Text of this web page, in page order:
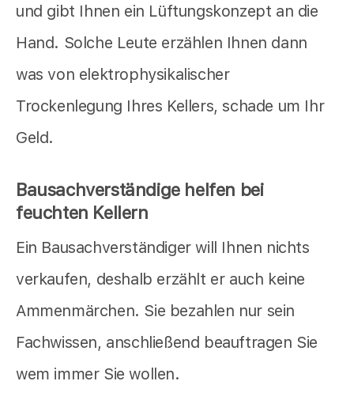
und gibt Ihnen ein Lüftungskonzept an die
Hand. Solche Leute erzählen Ihnen dann
was von elektrophysikalischer
Trockenlegung Ihres Kellers, schade um Ihr
Geld.
Bausachverständige helfen bei
feuchten Kellern
Ein Bausachverständiger will Ihnen nichts
verkaufen, deshalb erzählt er auch keine
Ammenmärchen. Sie bezahlen nur sein
Fachwissen, anschließend beauftragen Sie
wem immer Sie wollen.